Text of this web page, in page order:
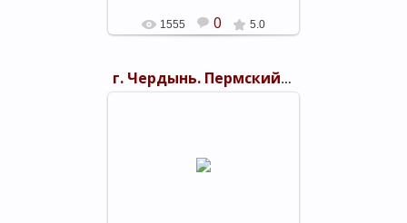
1555 0 5.0
г. Чердынь. Пермский край